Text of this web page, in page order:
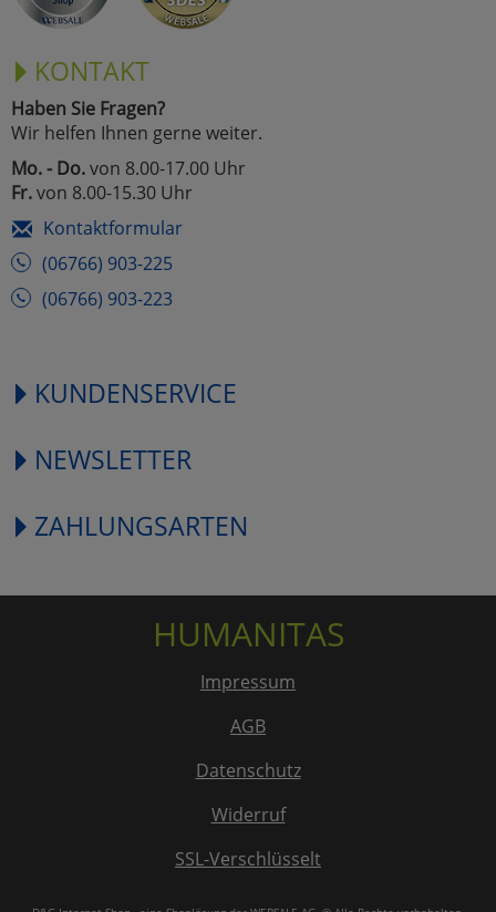
KONTAKT
Haben Sie Fragen?
Wir helfen Ihnen gerne weiter.
Mo. - Do.von 8.00-17.00 Uhr
Fr.von 8.00-15.30 Uhr
Kontaktformular
(06766) 903-225
(06766) 903-223
KUNDENSERVICE
NEWSLETTER
ZAHLUNGSARTEN
HUMANITAS
Impressum
AGB
Datenschutz
Widerruf
SSL-Verschlüsselt